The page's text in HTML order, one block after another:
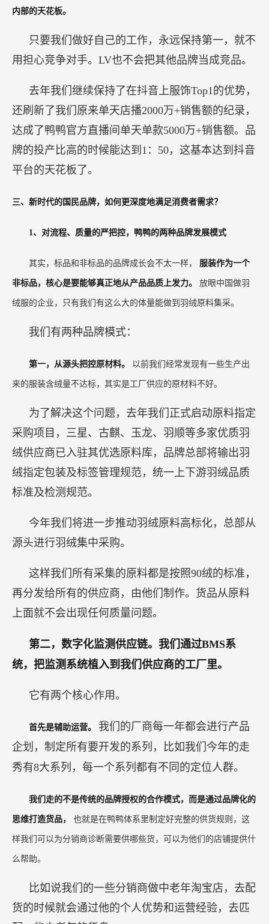
内部的天花板。
只要我们做好自己的工作，永远保持第一，就不
用担心竞争对手。LV也不会把其他品牌当成竞品。
去年我们继续保持了在抖音上服饰Top1的优势，
还刷新了我们原来单天店播2000万+销售额的纪录，
达成了鸭鸭官方直播间单天单款5000万+销售额。品
牌的投产比高的时候能达到1：50，这基本达到抖音
平台的天花板了。
三、新时代的国民品牌，如何更深度地满足消费者需求？
1、对流程、质量的严把控，鸭鸭的两种品牌发展模式
其实，标品和非标品的品牌成长会不太一样， 服装作为一个
非标品，核心是要能够真正地从产品品质上发力。 放眼中国做羽
绒服的企业，只有我们有这么大的体量能做到羽绒原料集采。
我们有两种品牌模式：
第一，从源头把控原材料。 以前我们经常发现有一些生产出
来的服装含绒量不达标，其实是工厂供应的原材料不好。
为了解决这个问题，去年我们正式启动原料指定
采购项目，三星、古麒、玉龙、羽顺等多家优质羽
绒供应商已入驻其优选原料库，品牌总部将输出羽
绒指定包装及标签管理规范，统一上下游羽绒品质
标准及检测规范。
今年我们将进一步推动羽绒原料高标化，总部从
源头进行羽绒集中采购。
这样我们所有采集的原料都是按照90绒的标准，
再分发给所有的供应商，由他们制作。货品从原料
上面就不会出现任何质量问题。
第二，数字化监测供应链。我们通过BMS系
统，把监测系统植入到我们供应商的工厂里。
它有两个核心作用。
首先是辅助运营。 我们的厂商每一年都会进行产品
企划，制定所有要开发的系列，比如我们今年的走
秀有8大系列，每一个系列都有不同的定位人群。
我们走的不是传统的品牌授权的合作模式，而是通过品牌化的
思维打造货品， 也就是在鸭鸭体系里制定好完整的供货规则，这
样我们可以为分销商诊断需要供哪些货，可以为他们的店铺提供什
么帮助。
比如说我们的一些分销商做中老年淘宝店，去配
货的时候就会通过他的个人优势和运营经验，去匹